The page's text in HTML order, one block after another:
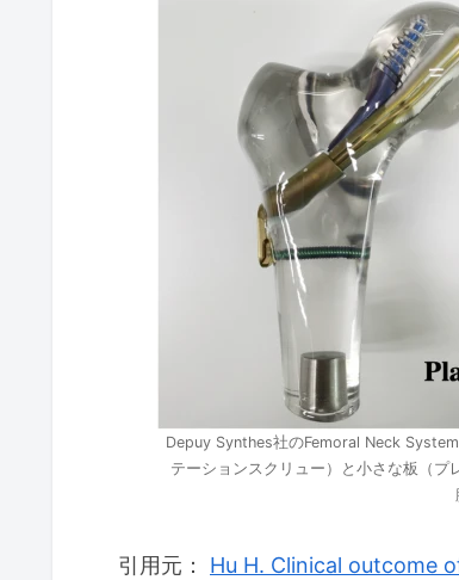
Depuy Synthes社のFemoral Neck
テーションスクリュー）と小さな板（
引用元： Hu H. Clinical outcome